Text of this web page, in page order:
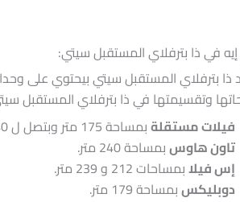
في ذا بترفلاي المستقبل سيتي:
ذا بترفلاي المستقبل سيتي بيحتوي على
وتقسيمتها في ذا بترفلاي المستقبل
فيلات مستقلةبمساحة 175 متر وبتصل ل 240 متر.
تاون هاوسبمساحة 240 متر.
إس فيلابمساحات 212 و 239 متر.
دوبليكسبمساحة 179 متر.